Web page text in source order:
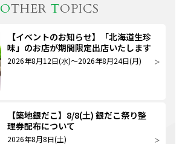
OTHER TOPICS
【イベントのお知らせ】「北海道生珍
味」のお店が期間限定出店いたします
2026年8月12日(水)～2026年8月24日(月)
【築地銀だこ】8/8(土) 銀だこ祭り整
理券配布について
2026年8月8日(土)